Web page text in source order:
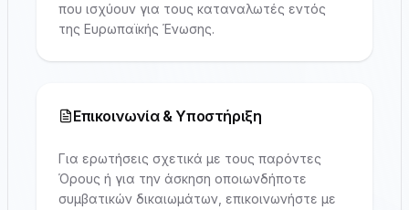
που ισχύουν για τους καταναλωτές εντός
της Ευρωπαϊκής Ένωσης.
Επικοινωνία & Υποστήριξη
Για ερωτήσεις σχετικά με τους παρόντες
Όρους ή για την άσκηση οποιωνδήποτε
συμβατικών δικαιωμάτων, επικοινωνήστε με